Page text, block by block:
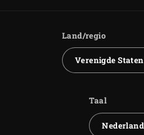
Land/regio
Verenigde
Taal